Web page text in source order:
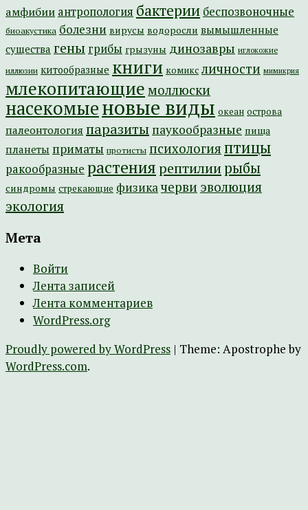
амфибии антропология бактерии беспозвоночные
биоакустика болезни вирусы водоросли вымышленные
существа гены грибы грызуны динозавры иглокожие
иллюзии китообразные книги комикс личности мимикрия
млекопитающие моллюски
насекомыеновые виды океан острова
палеонтология паразиты паукообразные пища
планеты приматы протисты психология птицы
ракообразные растениярептилиирыбы
синдромы стрекающие физикачерви эволюция
экология
Мета
Войти
Лента записей
Лента комментариев
WordPress.org
Proudly powered by WordPress | Theme: Apostrophe by
WordPress.com.